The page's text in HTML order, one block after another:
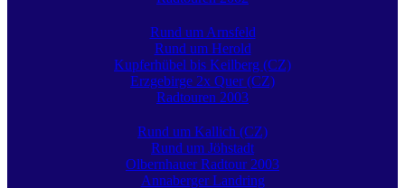
Rund um Arnsfeld
Rund um Herold
Kupferhübel bis Keilberg (CZ)
Erzgebirge 2x Quer (CZ)
Radtouren 2003
Rund um Kallich (CZ)
Rund um Jöhstadt
Olbernhauer Radtour 2003
Annaberger Landring